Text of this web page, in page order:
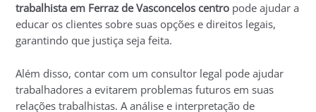
trabalhista em Ferraz de Vasconcelos centro pode ajudar a
educar os clientes sobre suas opções e direitos legais,
garantindo que justiça seja feita.
Além disso, contar com um consultor legal pode ajudar
trabalhadores a evitarem problemas futuros em suas
relações trabalhistas. A análise e interpretação de